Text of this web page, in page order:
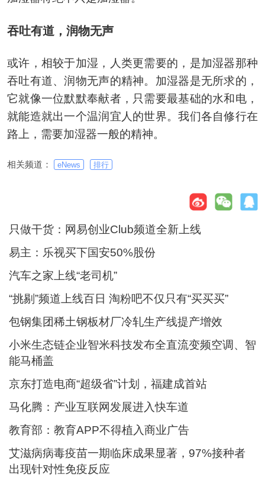
吞吐有道，润物无声
或许，相较于加湿，人类更需要的，是加湿器那种
吞吐有道、润物无声的精神。加湿器是无所求的，
它就像一位默默奉献者，只需要最基础的水和电，
就能造就出一个温润宜人的世界。我们各自修行在
路上，需要加湿器一般的精神。
相关频道： eNews 排行
只做干货：网易创业Club频道全新上线
易主：乐视买下国安50%股份
汽车之家上线“老司机”
“挑剔”频道上线百日 淘粉吧不仅只有“买买买”
包钢集团稀土钢板材厂冷轧生产线提产增效
小米生态链企业智米科技发布全直流变频空调、智
能马桶盖
京东打造电商“超级省”计划，福建成首站
马化腾：产业互联网发展进入快车道
教育部：教育APP不得植入商业广告
艾滋病病毒疫苗一期临床成果显著，97%接种者
出现针对性免疫反应